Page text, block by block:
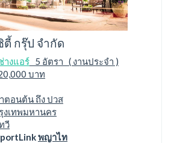
กรุ๊ป จำกัด
างแอร์ 5 อัตรา ( งานประจำ )
บาท
ตอนต้น ถึง ปวส
งเทพมหานคร
วี
พญาไท